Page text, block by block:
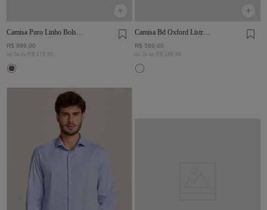
Camisa Puro Linho Bolso
R$ 899,00
ou 5 x de R$ 179
Camisa Bd Oxford Listras
R$ 569,00
ou 3 x de R$